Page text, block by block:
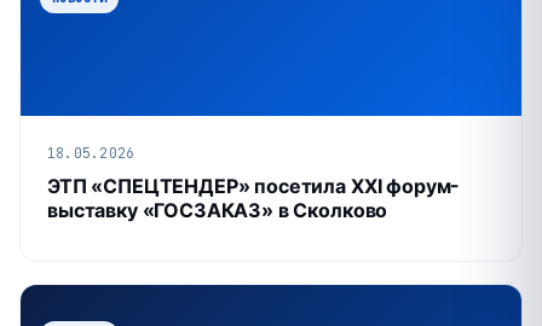
18.05.2026
ЭТП «СПЕЦТЕНДЕР» посетила XXI форум-
выставку «ГОСЗАКАЗ» в Сколково